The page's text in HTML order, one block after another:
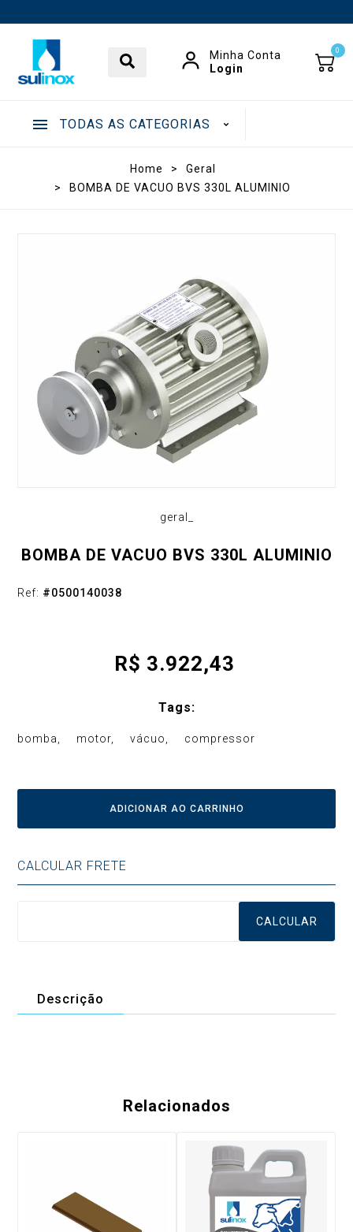
Minha Conta
Login
0
. TODAS AS CATEGORIAS
Home >
Geral
>
BOMBA DE VACUO BVS 330L ALUMINIO
geral_
BOMBA DE VACUO BVS 330L ALUMINIO
Ref: #0500140038
R$ 3.922,43
Tags:
bomba motor vácuo compressor
ADICIONAR AO CARRINHO
CALCULAR FRETE
CALCULAR
Descrição
Relacionados